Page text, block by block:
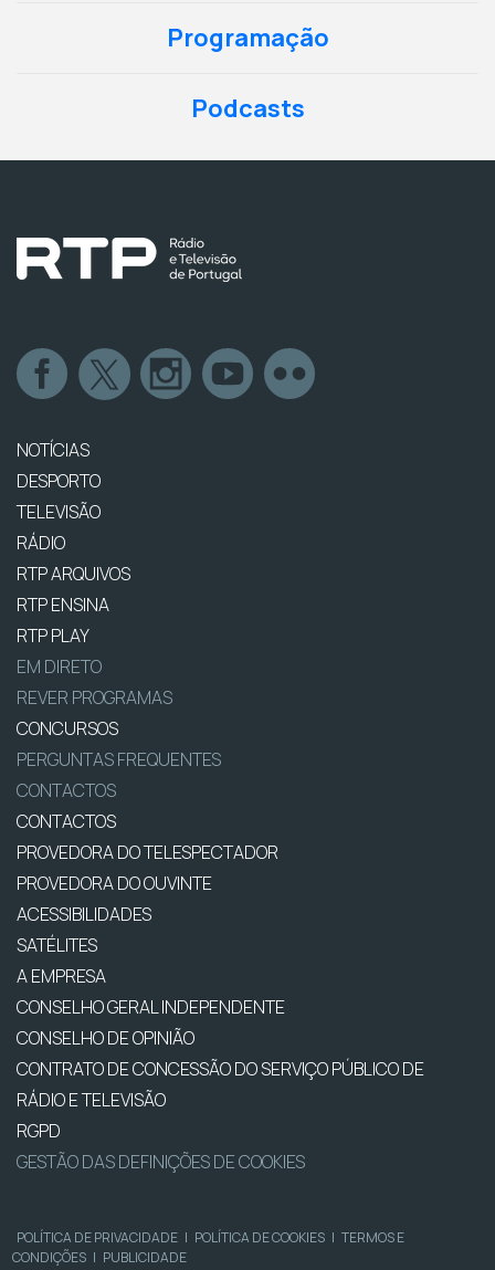
Programação
Podcasts
NOTÍCIAS
DESPORTO
TELEVISÃO
RÁDIO
RTP ARQUIVOS
RTP ENSINA
RTP PLAY
EM DIRETO
REVER PROGRAMAS
CONCURSOS
PERGUNTAS FREQUENTES
CONTACTOS
CONTACTOS
PROVEDORA DO TELESPECTADOR
PROVEDORA DO OUVINTE
ACESSIBILIDADES
SATÉLITES
A EMPRESA
CONSELHO GERAL INDEPENDENTE
CONSELHO DE OPINIÃO
CONTRATO DE CONCESSÃO DO SERVIÇO PÚBLICO DE
RÁDIO E TELEVISÃO
RGPD
GESTÃO DAS DEFINIÇÕES DE COOKIES
POLÍTICA DE PRIVACIDADE | POLÍTICA DE COOKIES | TERMOS E
CONDIÇÕES | PUBLICIDADE